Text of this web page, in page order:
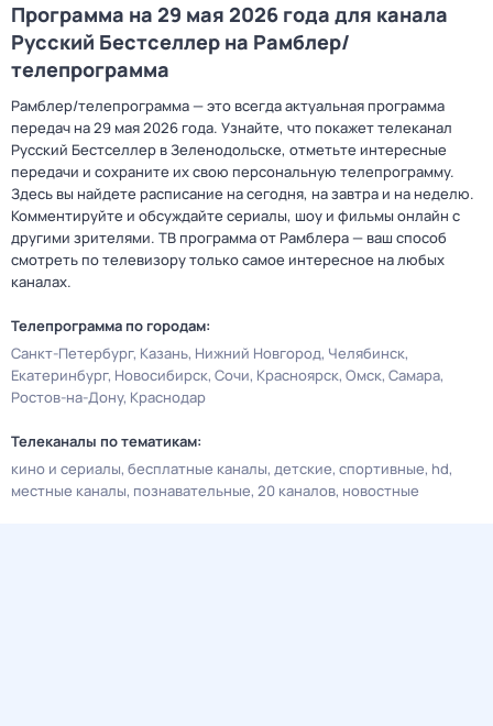
Программа на 29 мая 2026 года для канала
Русский Бестселлер на Рамблер/
телепрограмма
Рамблер/телепрограмма — это всегда актуальная программа
передач на 29 мая 2026 года. Узнайте, что покажет телеканал
Русский Бестселлер в Зеленодольске, отметьте интересные
передачи и сохраните их свою персональную телепрограмму.
Здесь вы найдете расписание на сегодня, на завтра и на неделю.
Комментируйте и обсуждайте сериалы, шоу и фильмы онлайн с
другими зрителями. ТВ программа от Рамблера — ваш способ
смотреть по телевизору только самое интересное на любых
каналах.
Телепрограмма по городам:
Санкт-Петербург Казань Нижний Новгород Челябинск
Екатеринбург Новосибирск Сочи Красноярск Омск Самара
Ростов-на-Дону Краснодар
Телеканалы по тематикам:
кино и сериалы бесплатные каналы детские спортивные hd
местные каналы познавательные 20 каналов новостные